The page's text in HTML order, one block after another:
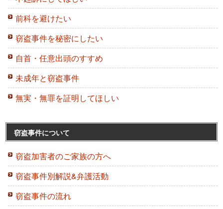
前科を避けたい
窃盗事件を秘密にしたい
自首・任意出頭のすすめ
未成年と窃盗事件
無実・無罪を証明してほしい
窃盗事件について
窃盗加害者のご家族の方へ
窃盗事件別解説&弁護活動
窃盗事件の流れ